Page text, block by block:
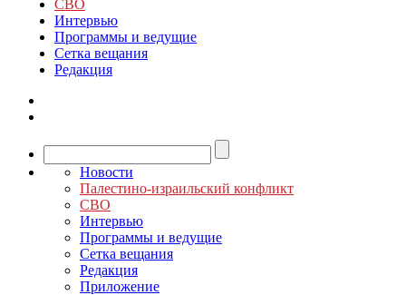
СВО
Интервью
Программы и ведущие
Сетка вещания
Редакция
Новости
Палестино-израильский конфликт
СВО
Интервью
Программы и ведущие
Сетка вещания
Редакция
Приложение